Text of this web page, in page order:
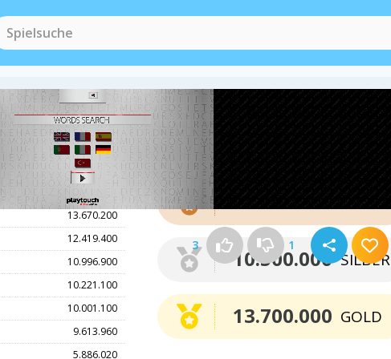
3 1
13.834.400
13.670.200
12.419.400
10.996.900
10.221.100
10.001.100
9.613.960
5.886.020
Punkte für die Medaille
SILBER
10.500.000
GOLD
13.700.000